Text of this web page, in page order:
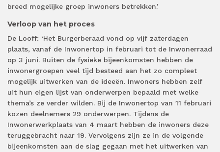
breed mogelijke groep inwoners betrekken.’
Verloop van het proces
De Looff: ‘Het Burgerberaad vond op vijf zaterdagen
plaats, vanaf de Inwonertop in februari tot de Inwonerraad
op 3 juni. Buiten de fysieke bijeenkomsten hebben de
inwonergroepen veel tijd besteed aan het zo compleet
mogelijk uitwerken van de ideeën. Inwoners hebben zelf
uit hun eigen lijst van onderwerpen bepaald met welke
thema’s ze verder wilden. Bij de Inwonertop van 11 februari
kozen deelnemers 29 onderwerpen. Tijdens de
Inwonerwerkplaats van 4 maart hebben de inwoners deze
teruggebracht naar 19. Vervolgens zijn ze in de volgende
bijeenkomsten aan de slag gegaan met het uitwerken van